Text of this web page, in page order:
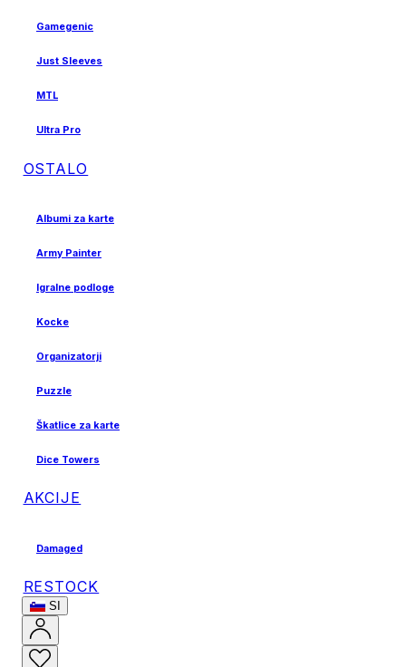
Gamegenic
Just Sleeves
MTL
Ultra Pro
OSTALO
Albumi za karte
Army Painter
Igralne podloge
Kocke
Organizatorji
Puzzle
Škatlice za karte
Dice Towers
AKCIJE
Damaged
RESTOCK
SI